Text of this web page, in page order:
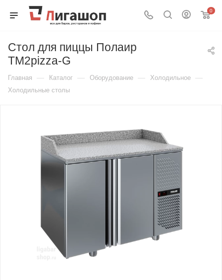
0
Стол для пиццы Полаир
TM2pizza-G
Главная — Каталог — Оборудование — Холодильное —
Холодильные столы